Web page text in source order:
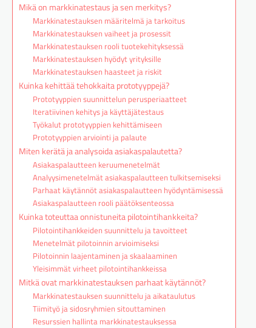
Mikä on markkinatestaus ja sen merkitys?
Markkinatestauksen määritelmä ja tarkoitus
Markkinatestauksen vaiheet ja prosessit
Markkinatestauksen rooli tuotekehityksessä
Markkinatestauksen hyödyt yrityksille
Markkinatestauksen haasteet ja riskit
Kuinka kehittää tehokkaita prototyyppejä?
Prototyyppien suunnittelun perusperiaatteet
Iteratiivinen kehitys ja käyttäjätestaus
Työkalut prototyyppien kehittämiseen
Prototyyppien arviointi ja palaute
Miten kerätä ja analysoida asiakaspalautetta?
Asiakaspalautteen keruumenetelmät
Analyysimenetelmät asiakaspalautteen tulkitsemiseksi
Parhaat käytännöt asiakaspalautteen hyödyntämisessä
Asiakaspalautteen rooli päätöksenteossa
Kuinka toteuttaa onnistuneita pilotointihankkeita?
Pilotointihankkeiden suunnittelu ja tavoitteet
Menetelmät pilotoinnin arvioimiseksi
Pilotoinnin laajentaminen ja skaalaaminen
Yleisimmät virheet pilotointihankkeissa
Mitkä ovat markkinatestauksen parhaat käytännöt?
Markkinatestauksen suunnittelu ja aikataulutus
Tiimityö ja sidosryhmien sitouttaminen
Resurssien hallinta markkinatestauksessa